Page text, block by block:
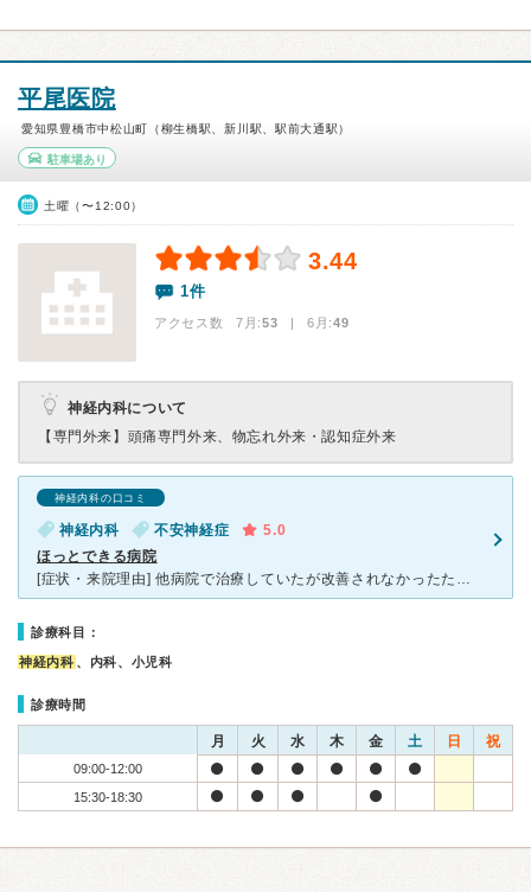
平尾医院
愛知県豊橋市中松山町（柳生橋駅、新川駅、駅前大通駅）
駐車場あり
土曜（〜12:00）
3.44
1件
アクセス数 7月:53 | 6月:49
神経内科について
【専門外来】 頭痛専門外来、物忘れ外来・認知症外来
神経内科の口コミ
神経内科 不安神経症
5.0
ほっとできる病院
[症状・来院理由] 他病院で治療していたが改善されなかったため。 [医師の診断・治療法] 不安などのストレスからくる症状(落ち着かない感じや失神等の発作)であると診断。 メイラックス錠を処方さ
診療科目：
神経内科 、内科、小児科
診療時間
月 火 水 木 金 土 日 祝
09:00-12:00
15:30-18:30